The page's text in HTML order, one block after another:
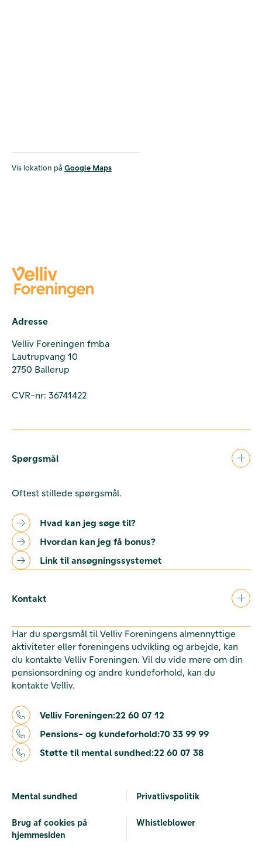
Vis lokation på Google Maps
Adresse
Velliv Foreningen fmba
Lautrupvang 10
2750 Ballerup
CVR-nr: 36741422
Spørgsmål
Oftest stillede spørgsmål.
Hvad kan jeg søge til?
Hvordan kan jeg få bonus?
Link til ansøgningssystemet
Kontakt
Har du spørgsmål til Velliv Foreningens almennyttige
aktiviteter eller foreningens udvikling og arbejde, kan
du kontakte Velliv Foreningen. Vil du vide mere om din
pensionsordning og andre kundeforhold, kan du
kontakte Velliv.
Velliv Foreningen:22 60 07 12
Pensions- og kundeforhold:70 33 99 99
Støtte til mental sundhed:22 60 07 38
Mental sundhed Privatlivspolitik
Brug af cookies på
hjemmesiden
Whistleblower